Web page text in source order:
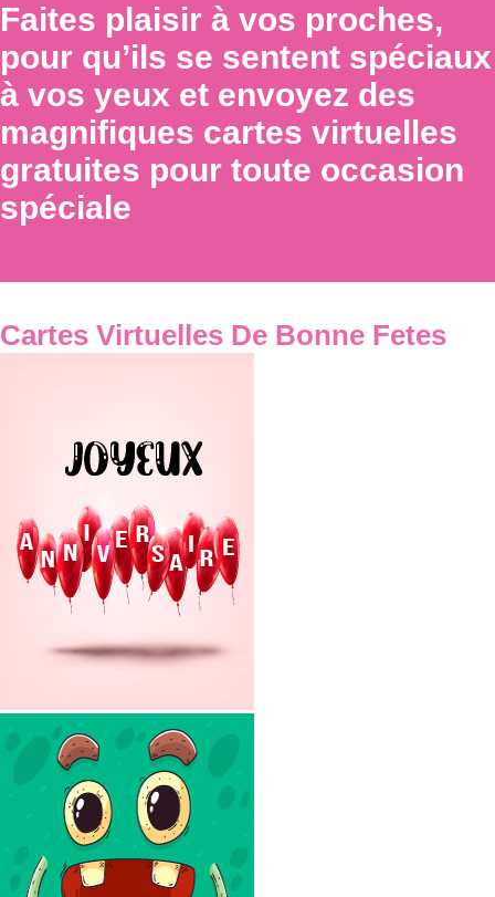
Faites plaisir à vos proches,
pour qu’ils se sentent spéciaux
à vos yeux et envoyez des
magnifiques cartes virtuelles
gratuites pour toute occasion
spéciale
Cartes Virtuelles De Bonne Fetes